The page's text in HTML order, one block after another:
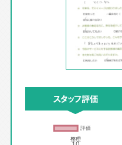
スタッフ評価